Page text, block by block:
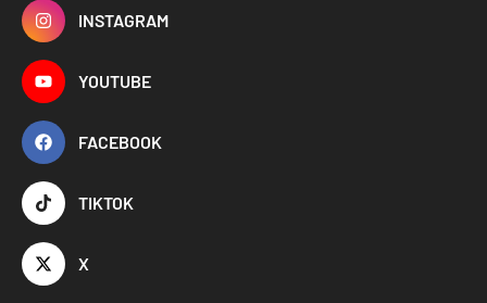
INSTAGRAM
YOUTUBE
FACEBOOK
TIKTOK
X